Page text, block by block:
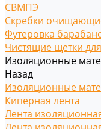
СВМПЭ
Скребки
Футеровка
Чистящие щетки
Изоляционные
Назад
Изоляционные
Киперная лента
Лента